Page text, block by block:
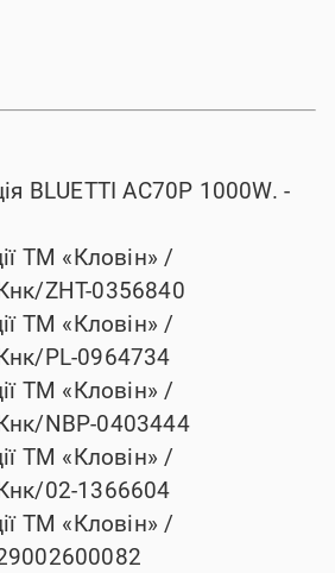
BLUETTI AC70P 1000W. -
ТМ «Кловін» /
Кнк/ZHT-0356840
ТМ «Кловін» /
Кнк/PL-0964734
ТМ «Кловін» /
Кнк/NBP-0403444
ТМ «Кловін» /
Кнк/02-1366604
ТМ «Кловін» /